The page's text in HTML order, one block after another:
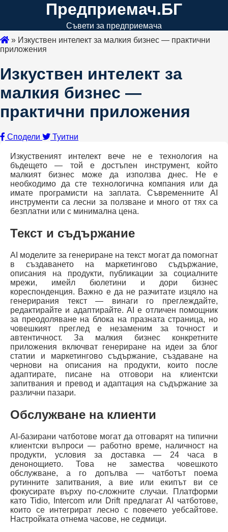
Предприемач.БГ
Съвети за предприемача
» Изкуствен интелект за малкия бизнес — практични
приложения
Изкуствен интелект за
малкия бизнес —
практични приложения
Сподели Туитни
Изкуственият интелект вече не е технология на
бъдещето — той е достъпен инструмент, който
малкият бизнес може да използва днес. Не е
необходимо да сте технологична компания или да
имате програмисти на заплата. Съвременните AI
инструменти са лесни за ползване и много от тях са
безплатни или с минимална цена.
Текст и съдържание
AI моделите за генериране на текст могат да помогнат
в създаването на маркетингово съдържание,
описания на продукти, публикации за социалните
мрежи, имейл бюлетини и дори бизнес
кореспонденция. Важно е да не разчитате изцяло на
генерирания текст — винаги го преглеждайте,
редактирайте и адаптирайте. AI е отличен помощник
за преодоляване на блока на празната страница, но
човешкият преглед е незаменим за точност и
автентичност. За малкия бизнес конкретните
приложения включват генериране на идеи за блог
статии и маркетингово съдържание, създаване на
чернови на описания на продукти, които после
адаптирате, писане на отговори на клиентски
запитвания и превод и адаптация на съдържание за
различни пазари.
Обслужване на клиенти
AI-базирани чатботове могат да отговарят на типични
клиентски въпроси — работно време, наличност на
продукти, условия за доставка — 24 часа в
денонощието. Това не замества човешкото
обслужване, а го допълва — чатботът поема
рутинните запитвания, а вие или екипът ви се
фокусирате върху по-сложните случаи. Платформи
като Tidio, Intercom или Drift предлагат AI чатботове,
които се интегрират лесно с повечето уебсайтове.
Настройката отнема часове, не седмици.